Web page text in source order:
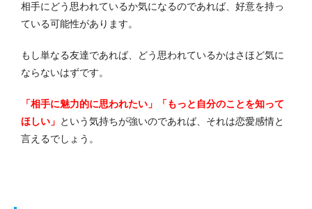
相手にどう思われているか気になるのであれば、好意を持っ
ている可能性があります。
もし単なる友達であれば、どう思われているかはさほど気に
ならないはずです。
「相手に魅力的に思われたい」「もっと自分のことを知って
ほしい」 という気持ちが強いのであれば、それは恋愛感情と
言えるでしょう。